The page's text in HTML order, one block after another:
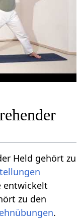
Held gehört zu
entwickelt
zu den
.